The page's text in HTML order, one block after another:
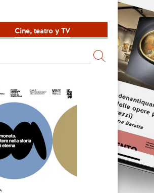
Cine, teatro y TV